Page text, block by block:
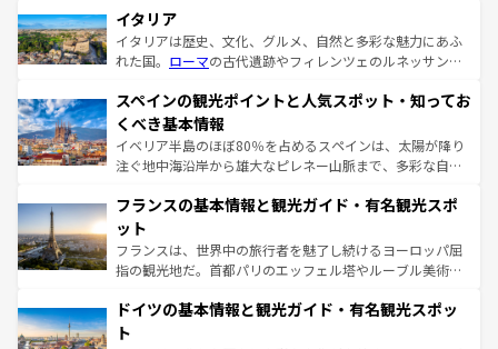
イタリア
イタリアは歴史、文化、グルメ、自然と多彩な魅力にあふ
れた国。 ローマの古代遺跡やフィレンツェのルネッサンス
ろん、トスカーナの美しい田園風景やアマルフィ海岸の絶
景など、自然景観も見逃せない。観光の合間には、本場の
ピザやパスタなど、絶品のイタリア料理を堪能することも
できる。朝目覚めてから夜眠るまで、すべての瞬間を楽し
なお、新着のイタリア情報はコンテンツ一覧を参照してほ
しい。
スペインの観光ポイントと人気スポット・知ってお
くべき基本情報
イベリア半島のほぼ80％を占めるスペインは、太陽が降り
注ぐ地中海沿岸から雄大なピレネー山脈まで、多彩な自然
文化が根付くこの国では、情熱的なフラメンコ、熱気あふ
れる闘牛、そして美味しいタパスが生活の一部となってい
る。首都マドリードの洗練された雰囲気や、バルセロナの
アートに溢れた街角から、地方では古代ローマ遺跡や中世
せる。地方によって風土や気候が異なるスペインはその個
ンテンツ一覧 を参照してほしい。
フランスの基本情報と観光ガイド・有名観光スポ
ット
フランスは、世界中の旅行者を魅了し続けるヨーロッパ屈
指の観光地だ。首都パリのエッフェル塔やルーブル美術館
で、幅広い魅力が詰まっている。華麗な宮殿、歴史的な大
聖堂、美しいビーチ、そして豊かな自然が、訪れる者を心
ドイツの基本情報と観光ガイド・有名観光スポッ
ト